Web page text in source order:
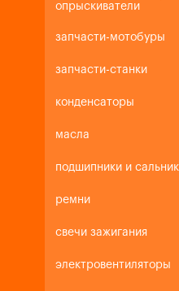
опрыскиватели
запчасти-мотобуры
запчасти-станки
конденсаторы
масла
подшипники и
ремни
свечи зажигания
электровентиляторы